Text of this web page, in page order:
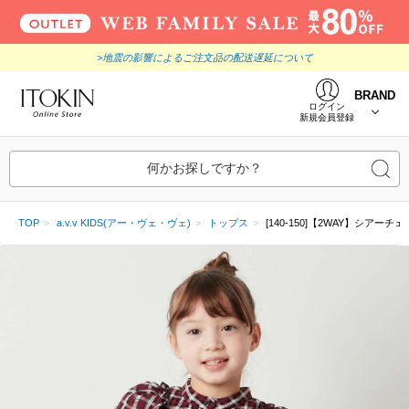
>地震の影響によるご注文品の配送遅延について
ログイン
新規会員登録
BRAND
何かお探しですか？
TOP a.v.v KIDS(アー・ヴェ・ヴェ) トップス [140-150]【2WAY】シアーチ